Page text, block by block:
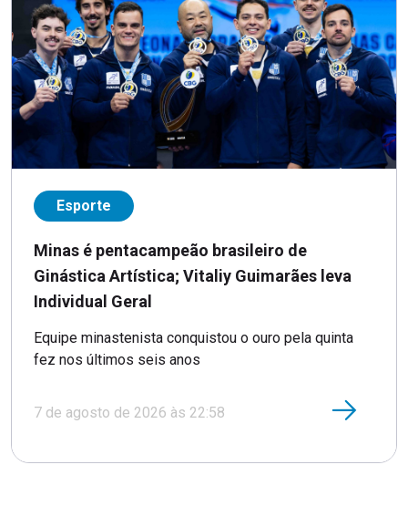
Esporte
Minas é pentacampeão brasileiro de
Ginástica Artística; Vitaliy Guimarães leva
Individual Geral
Equipe minastenista conquistou o ouro pela quinta
fez nos últimos seis anos
7 de agosto de 2026 às 22:58